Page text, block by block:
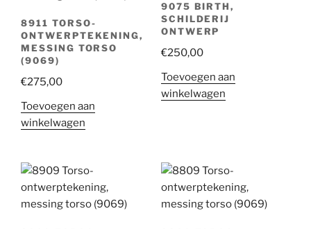
8911 TORSO-
ONTWERPTEKENING,
MESSING TORSO
(9069)
€275,00
Toevoegen aan
winkelwagen
9075 BIRTH,
SCHILDERIJ
ONTWERP
€250,00
Toevoegen aan
winkelwagen